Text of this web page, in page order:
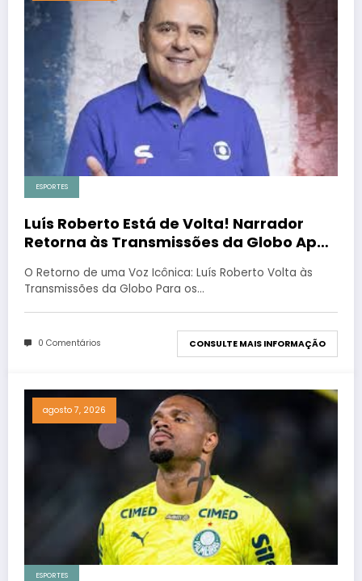
ESPORTES
Luís Roberto Está de Volta! Narrador
Retorna às Transmissões da Globo Após
O Retorno de uma Voz Icônica: Luís Roberto Volta às
Transmissões da Globo Para os…
0 Comentários CONSULTE MAIS INFORMAÇÃO
agosto 7, 2026
ESPORTES